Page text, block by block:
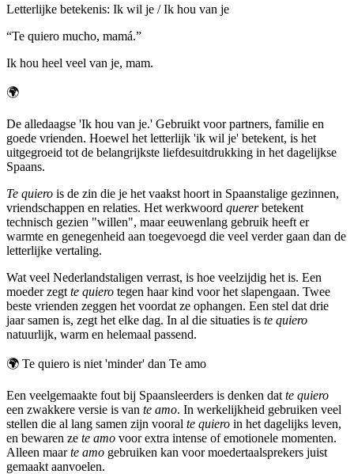
Letterlijke betekenis: Ik wil je / Ik hou van je
“Te quiero mucho, mamá.”
Ik hou heel veel van je, mam.
🌍
De alledaagse 'Ik hou van je.' Gebruikt voor partners, familie en
goede vrienden. Hoewel het letterlijk 'ik wil je' betekent, is het
uitgegroeid tot de belangrijkste liefdesuitdrukking in het dagelijkse
Spaans.
Te quiero is de zin die je het vaakst hoort in Spaanstalige gezinnen,
vriendschappen en relaties. Het werkwoord quererbetekent
technisch gezien "willen", maar eeuwenlang gebruik heeft er
warmte en genegenheid aan toegevoegd die veel verder gaan dan de
letterlijke vertaling.
Wat veel Nederlandstaligen verrast, is hoe veelzijdig het is. Een
moeder zegt te quiero tegen haar kind voor het slapengaan. Twee
beste vrienden zeggen het voordat ze ophangen. Een stel dat drie
jaar samen is, zegt het elke dag. In al die situaties is te quiero
natuurlijk, warm en helemaal passend.
🌍 Te quiero is niet 'minder' dan Te amo
Een veelgemaakte fout bij Spaansleerders is denken dat te quiero
een zwakkere versie is van te amo. In werkelijkheid gebruiken veel
stellen die al lang samen zijn vooral te quiero in het dagelijks leven,
en bewaren ze te amo voor extra intense of emotionele momenten.
Alleen maarte amo gebruiken kan voor moedertaalsprekers juist
gemaakt aanvoelen.